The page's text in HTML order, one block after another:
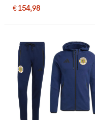
Donkerblauw Goud
€ 154,98